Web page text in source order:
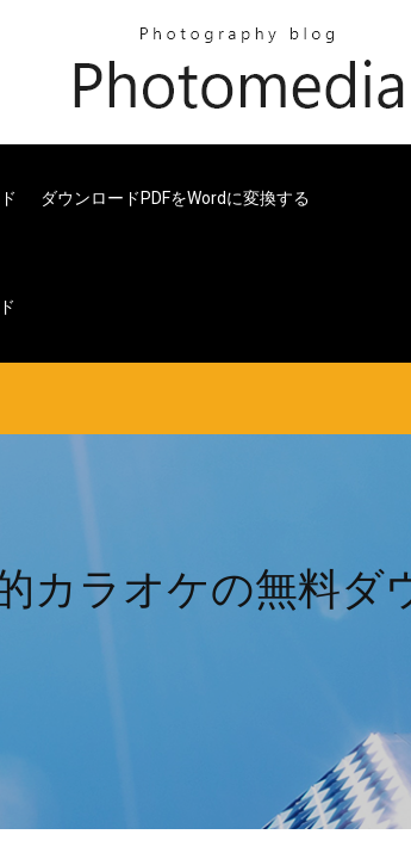
ダウンロードPDFをWordに変換する
カラオケの無料ダ